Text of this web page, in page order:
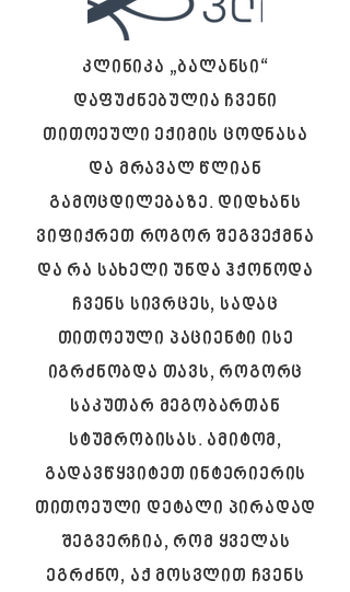
კლინიკა „ბალანსი“
დაფუძნებულია ჩვენი
თითოეული ექიმის ცოდნასა
და მრავალ წლიან
გამოცდილებაზე. დიდხანს
ვიფიქრეთ როგორ შეგვექმნა
და რა სახელი უნდა ჰქონოდა
ჩვენს სივრცეს, სადაც
თითოეული პაციენტი ისე
იგრძნობდა თავს, როგორც
საკუთარ მეგობართან
სტუმრობისას. ამიტომ,
გადავწყვიტეთ ინტერიერის
თითოეული დეტალი პირადად
შეგვერჩია, რომ ყველას
ეგრძნო, აქ მოსვლით ჩვენს